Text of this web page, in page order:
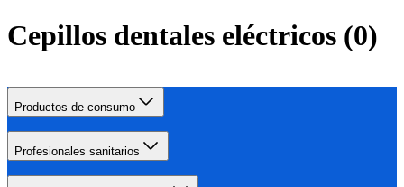
Cepillos dentales eléctricos (0)
Productos de consumo
Profesionales sanitarios